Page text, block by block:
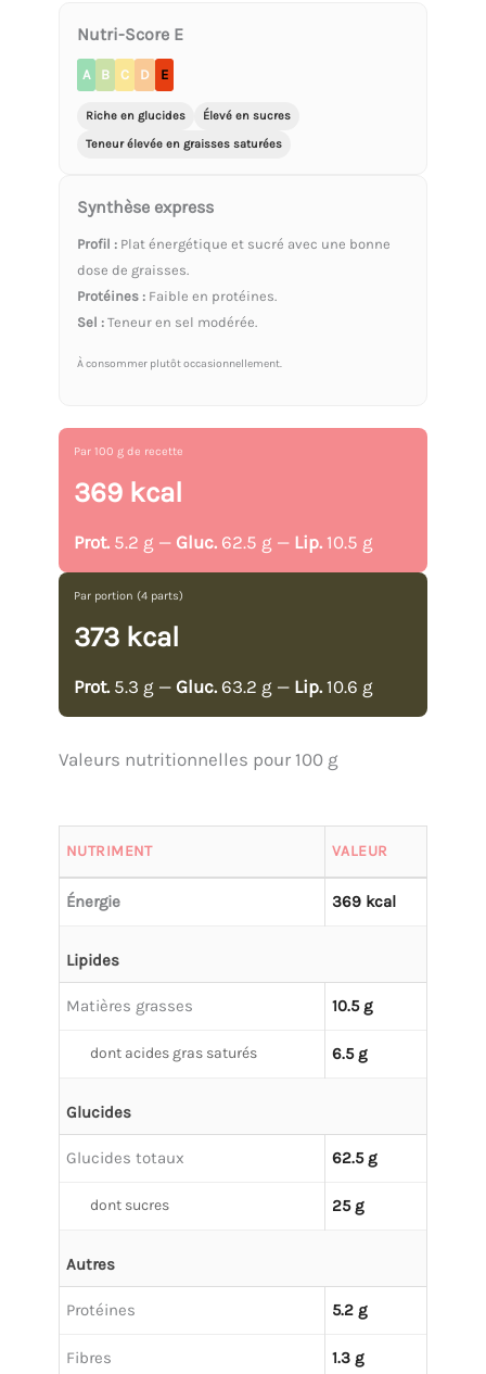
Nutri-Score E
A B C D E
Riche en glucides
Élevé en sucres
Teneur élevée en graisses saturées
Synthèse express
Profil : Plat énergétique et sucré avec une bonne
dose de graisses.
Protéines : Faible en protéines.
Sel : Teneur en sel modérée.
À consommer plutôt occasionnellement.
Par 100 g de recette
369 kcal
Prot. 5.2 g — Gluc. 62.5 g — Lip. 10.5 g
Par portion (4 parts)
373 kcal
Prot. 5.3 g — Gluc. 63.2 g — Lip. 10.6 g
Valeurs nutritionnelles pour 100 g
NUTRIMENT VALEUR
Énergie 369 kcal
Lipides
Matières grasses 10.5 g
dont acides gras saturés 6.5 g
Glucides
Glucides totaux 62.5 g
dont sucres 25 g
Autres
Protéines 5.2 g
Fibres 1.3 g